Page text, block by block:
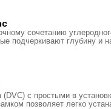
сочетанию
подчеркивают глубину и
(DVC) с простыми в
позволяет легко